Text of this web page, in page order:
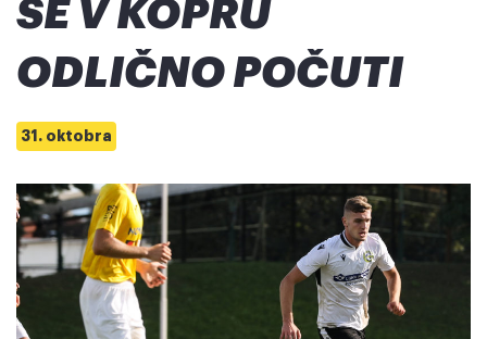
SE V KOPRU
ODLIČNO POČUTI
31. oktobra